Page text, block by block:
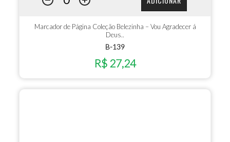
Marcador de Página Coleção Belezinha – Vou Agradecer á
Deus..
B-139
R$ 27,24